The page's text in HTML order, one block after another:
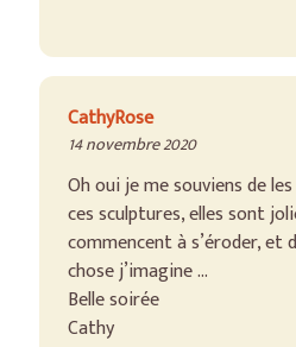
CathyRose
14 novembre 2020
Oh oui je me souviens de
ces sculptures, elles sont
commencent à s’éroder, et
chose j’imagine …
Belle soirée
Cathy